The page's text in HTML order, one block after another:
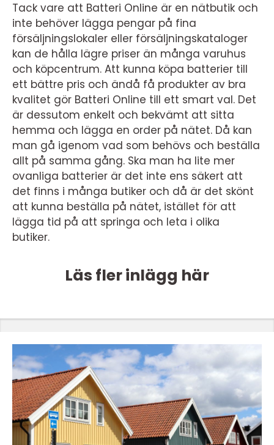
Tack vare att Batteri Online är en nätbutik och
inte behöver lägga pengar på fina
försäljningslokaler eller försäljningskataloger
kan de hålla lägre priser än många varuhus
och köpcentrum. Att kunna köpa batterier till
ett bättre pris och ändå få produkter av bra
kvalitet gör Batteri Online till ett smart val. Det
är dessutom enkelt och bekvämt att sitta
hemma och lägga en order på nätet. Då kan
man gå igenom vad som behövs och beställa
allt på samma gång. Ska man ha lite mer
ovanliga batterier är det inte ens säkert att
det finns i många butiker och då är det skönt
att kunna beställa på nätet, istället för att
lägga tid på att springa och leta i olika
butiker.
Läs fler inlägg här